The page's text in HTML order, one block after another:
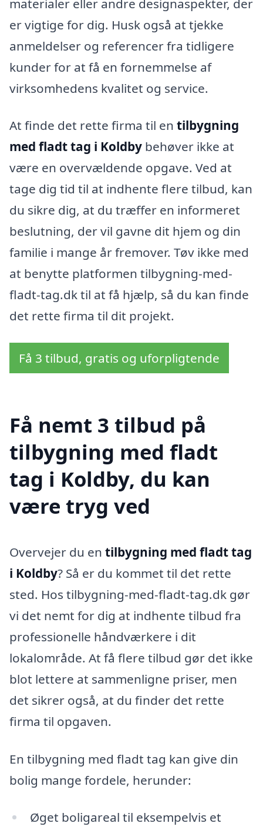
materialer eller andre designaspekter, der
er vigtige for dig. Husk også at tjekke
anmeldelser og referencer fra tidligere
kunder for at få en fornemmelse af
virksomhedens kvalitet og service.
At finde det rette firma til en tilbygning
med fladt tag i Koldby behøver ikke at
være en overvældende opgave. Ved at
tage dig tid til at indhente flere tilbud, kan
du sikre dig, at du træffer en informeret
beslutning, der vil gavne dit hjem og din
familie i mange år fremover. Tøv ikke med
at benytte platformen tilbygning-med-
fladt-tag.dk til at få hjælp, så du kan finde
det rette firma til dit projekt.
Få 3 tilbud, gratis og uforpligtende
Få nemt 3 tilbud på
tilbygning med fladt
tag i Koldby, du kan
være tryg ved
Overvejer du en tilbygning med fladt tag
i Koldby? Så er du kommet til det rette
sted. Hos tilbygning-med-fladt-tag.dk gør
vi det nemt for dig at indhente tilbud fra
professionelle håndværkere i dit
lokalområde. At få flere tilbud gør det ikke
blot lettere at sammenligne priser, men
det sikrer også, at du finder det rette
firma til opgaven.
En tilbygning med fladt tag kan give din
bolig mange fordele, herunder:
Øget boligareal til eksempelvis et